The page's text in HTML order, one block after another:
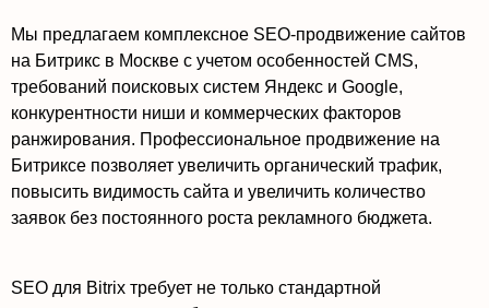
Мы предлагаем комплексное SEO-продвижение сайтов
на Битрикс в Москве с учетом особенностей CMS,
требований поисковых систем Яндекс и Google,
конкурентности ниши и коммерческих факторов
ранжирования. Профессиональное продвижение на
Битриксе позволяет увеличить органический трафик,
повысить видимость сайта и увеличить количество
заявок без постоянного роста рекламного бюджета.
SEO для Bitrix требует не только стандартной